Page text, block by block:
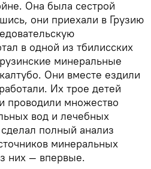
Она была сестрой
они приехали в Грузию
в одной из тбилисских
минеральные
Они вместе ездили
Их трое детей
проводили множество
вод и лечебных
полный анализ
минеральных
них — впервые.